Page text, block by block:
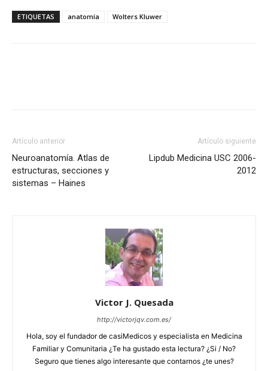
ETIQUETAS anatomía Wolters Kluwer
Artículo anterior
Neuroanatomía. Atlas de
estructuras, secciones y
sistemas – Haines
Artículo siguiente
Lipdub Medicina USC 2006-
2012
Victor J. Quesada
http://victorjqv.com.es/
Hola, soy el fundador de casiMedicos y especialista en Medicina
Familiar y Comunitaria ¿Te ha gustado esta lectura? ¿Si / No?
Seguro que tienes algo interesante que contarnos ¿te unes?